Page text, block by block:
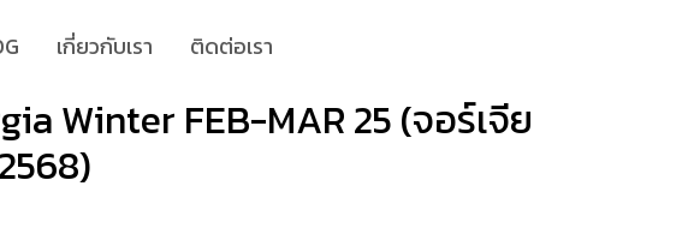
เกี่ยวกับเรา ติดต่อเรา
Winter FEB-MAR 25 (จอร์เจีย